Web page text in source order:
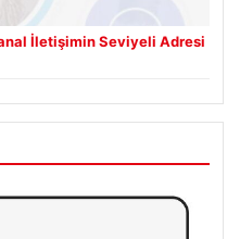
İletişimin Seviyeli Adresi